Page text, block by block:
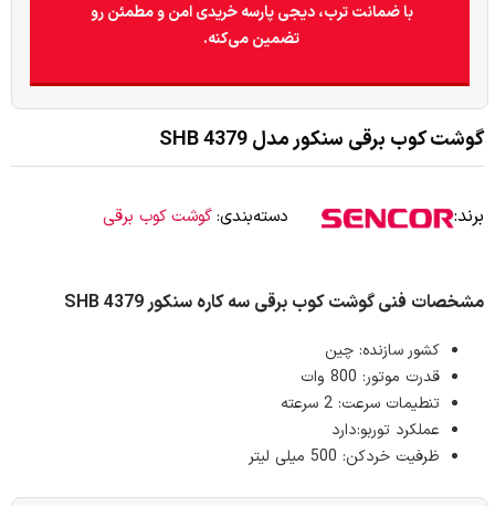
با ضمانت ترب، دیجی پارسه خریدی امن و مطمئن رو
تضمین می‌کنه.
گوشت کوب برقی سنکور مدل SHB 4379
برند: دسته‌بندی:گوشت کوب برقی
مشخصات فنی گوشت کوب برقی سه کاره سنکور SHB 4379
کشور سازنده: چین
قدرت موتور: 800 وات
تنطیمات سرعت: 2 سرعته
عملکرد توربو:دارد
ظرفیت خردکن: 500 میلی لیتر